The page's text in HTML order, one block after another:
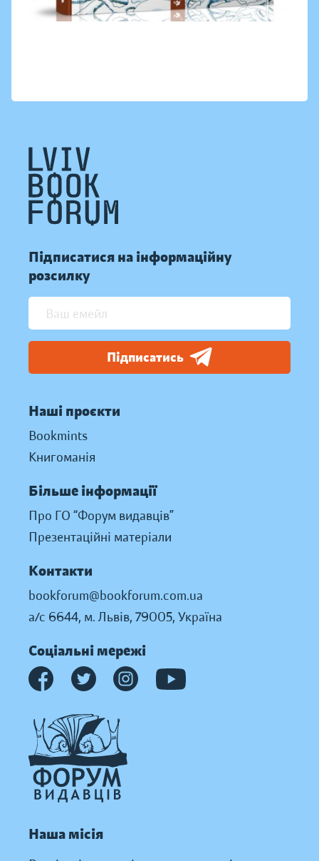
Підписатися на інформаційну
розсилку
Підписатись
Наші проєкти
Bookmints
Книгоманія
Більше інформації
Про ГО “Форум видавців”
Презентаційні матеріали
Контакти
bookforum@bookforum.com.ua
а/с 6644, м. Львів, 79005, Україна
Соціальні мережі
Наша місія